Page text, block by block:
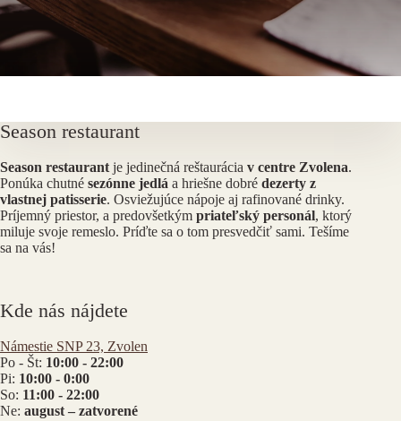
Season restaurant
Season restaurantje jedinečná reštaurácia v centre Zvolena.
Ponúka chutné sezónne jedlá a hriešne dobré dezerty z
vlastnej patisserie. Osviežujúce nápoje aj rafinované drinky.
Príjemný priestor, a predovšetkým priateľský personál, ktorý
miluje svoje remeslo. Príďte sa o tom presvedčiť sami. Tešíme
sa na vás!
Kde nás nájdete
Námestie SNP 23, Zvolen
Po - Št: 10:00 - 22:00
Pi: 10:00 - 0:00
So: 11:00 - 22:00
Ne: august – zatvorené